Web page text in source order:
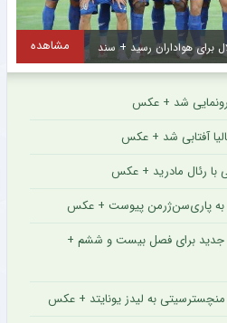
مشاهده
شد + عکس
آفتابی شد + عکس
با رئال مادرید + عکس
جدید برای فصل بیست و ششم +